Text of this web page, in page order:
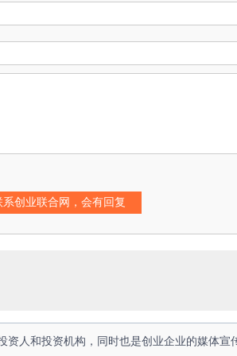
人和投资机构，同时也是创业企业的媒体宣